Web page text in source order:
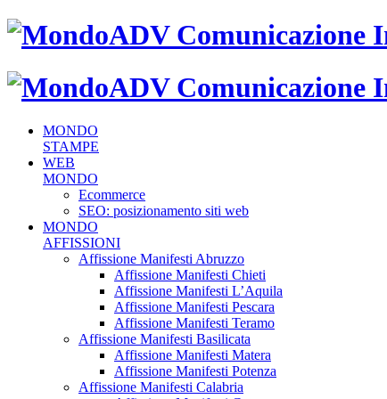
MONDO
STAMPE
WEB
MONDO
Ecommerce
SEO: posizionamento siti web
MONDO
AFFISSIONI
Affissione Manifesti Abruzzo
Affissione Manifesti Chieti
Affissione Manifesti L’Aquila
Affissione Manifesti Pescara
Affissione Manifesti Teramo
Affissione Manifesti Basilicata
Affissione Manifesti Matera
Affissione Manifesti Potenza
Affissione Manifesti Calabria